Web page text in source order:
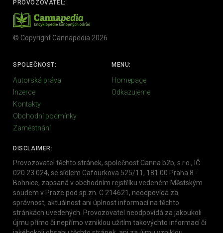
PROVOZOVATEL:
© Copyright Cannapedia 2026
SPOLEČNOST:
Autorská práva
Inzerce
Kontakty
Obchodní podmínky
Zaměstnání
MENU:
Homepage
Odkazujeme
DISCLAIMER:
Provozovatel těchto stránek, společnost Canna b2b, s.r.o., IČ
020 23 024, se sídlem Cafourkova 525/11, 181 00 Praha 8 -
Bohnice, zapsaná v obchodním rejstříku vedeném Městským
soudem v Praze pod sp.zn. C 214621, neodpovídá za
správnost, aktuálnost ani úplnost informací na těchto
stránkách uvedených. Provozovatel neodpovídá za jakoukoli
újmu přímo či nepřímo vzniklou užitím takovýchto informací či